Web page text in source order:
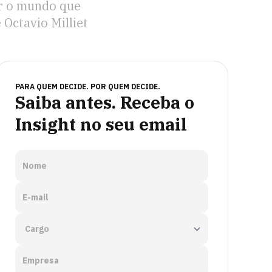
o mundo que
Octavio Milliet
PARA QUEM DECIDE. POR QUEM DECIDE.
Saiba antes. Receba o
Insight no seu email
Nome
E-mail
Empresa